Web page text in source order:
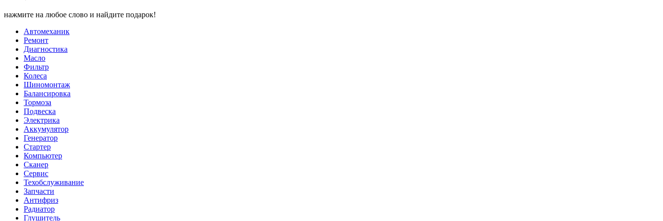
нажмите на любое слово и найдите подарок!
Автомеханик
Ремонт
Диагностика
Масло
Фильтр
Колеса
Шиномонтаж
Балансировка
Тормоза
Подвеска
Электрика
Аккумулятор
Генератор
Стартер
Компьютер
Сканер
Сервис
Техобслуживание
Запчасти
Антифриз
Радиатор
Глушитель